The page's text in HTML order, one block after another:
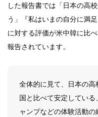
した報告書では「日本の高
う」『私はいまの自分に満
に対する評価が米中韓に比
報告されています。
全体的に見て、日本の
国と比べて安定してい
ャンプなどの体験活動